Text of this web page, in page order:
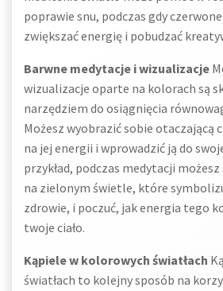
poprawie snu, podczas gdy
zwiększać energię i pobudzać
Barwne medytacje i wizualizacje
wizualizacje oparte na kolorach są
narzędziem do osiągnięcia
Możesz wyobrazić sobie otaczającą
na jej energii i wprowadzić ją do
przykład, podczas medytacji
na zielonym świetle, które
zdrowie, i poczuć, jak energia tego
twoje ciało.
Kąpiele w kolorowych światłach
światłach to kolejny sposób na